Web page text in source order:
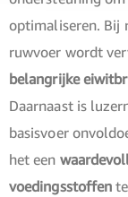
optimaliseren. Bij
ruwvoer wordt
belangrijke
Daarnaast is
basisvoer
het een
voedingsstoffen